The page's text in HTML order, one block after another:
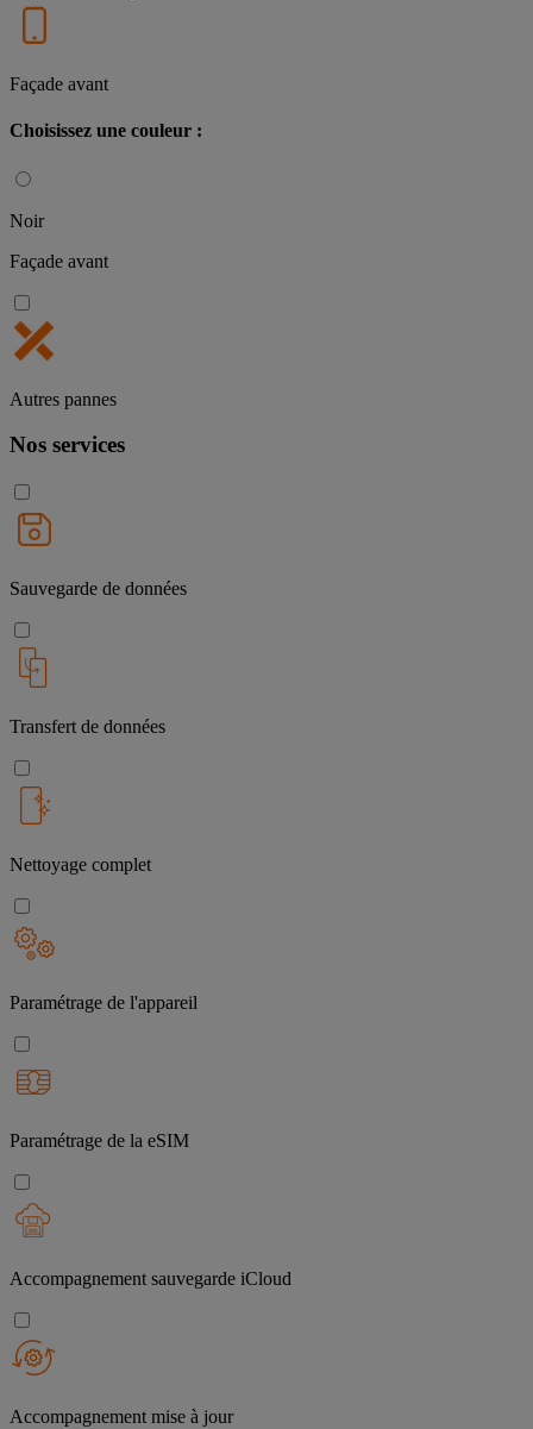
Façade avant
Choisissez une couleur :
Noir
Façade avant
Autres pannes
Nos services
Sauvegarde de données
Transfert de données
Nettoyage complet
Paramétrage de l'appareil
Paramétrage de la eSIM
Accompagnement sauvegarde iCloud
Accompagnement mise à jour